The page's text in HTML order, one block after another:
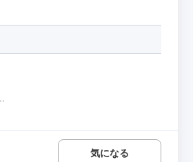
気になる